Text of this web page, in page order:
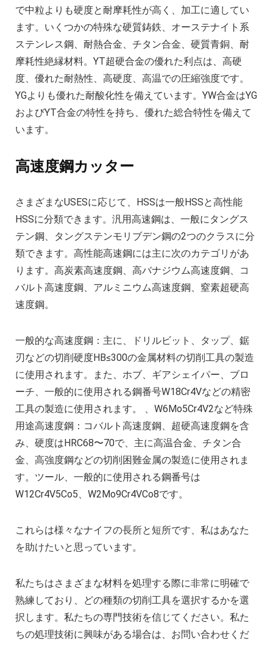
で中粒よりも硬度と耐摩耗性が高く、加工に適してい
ます。いくつかの特殊な硬質鋳鉄、オーステナイト系
ステンレス鋼、耐熱合金、チタン合金、硬質青銅、耐
摩耗性絶縁材料。YT超硬合金の優れた利点は、高硬
度、優れた耐熱性、高硬度、高温での圧縮強度です。
YGよりも優れた耐酸化性を備えています。YW合金はYG
およびYT合金の特性を持ち、優れた総合特性を備えて
います。
高速度鋼カッター
さまざまなUSESに応じて、HSSは一般HSSと高性能
HSSに分類できます。汎用高速鋼は、一般にタングス
テン鋼、タングステンモリブデン鋼の2つのクラスに分
類できます。高性能高速鋼には主に次のカテゴリがあ
ります。高炭素高速度鋼、高バナジウム高速度鋼、コ
バルト高速度鋼、アルミニウム高速度鋼、窒素超硬高
速度鋼。
一般的な高速度鋼：主に、ドリルビット、タップ、鋸
刃などの切削硬度HB≤300の金属材料の切削工具の製造
に使用されます。また、ホブ、ギアシェイパー、ブロ
ーチ、一般的に使用される鋼番号W18Cr4Vなどの精密
工具の製造に使用されます。 、W6Mo5Cr4V2など特殊
用途高速度鋼：コバルト高速度鋼、超硬高速度鋼を含
み、硬度はHRC68〜70で、主に高温合金、チタン合
金、高強度鋼などの切削困難金属の製造に使用されま
す。ツール、一般的に使用される鋼番号は
W12Cr4V5Co5、W2Mo9Cr4VCo8です。
これらは様々なナイフの長所と短所です、私はあなた
を助けたいと思っています。
私たちはさまざまな材料を処理する際に非常に明確で
熟練しており、どの種類の切削工具を選択するかを選
択します。私たちの専門技術を信じてください。私た
ちの処理技術に興味がある場合は、お問い合わせくだ